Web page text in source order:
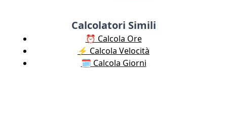
Calcolatori Simili
⏰ Calcola Ore
⚡️ Calcola Velocità
🗓️ Calcola Giorni